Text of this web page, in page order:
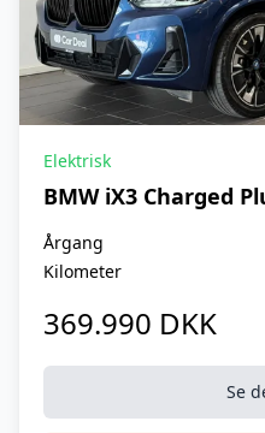
Sædebetræk,
Sædevarme
Tonede ruder
Trådløs
Elektrisk
BMW iX3 Charged
Årgang
Kilometer
369.990 DKK
Se